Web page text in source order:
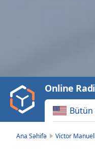
Video
Play
Backward
Skip
Online
Ana Səhifə Victor